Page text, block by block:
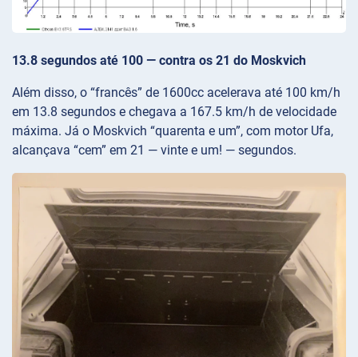
13.8 segundos até 100 — contra os 21 do Moskvich
Além disso, o “francês” de 1600cc acelerava até 100 km/h
em 13.8 segundos e chegava a 167.5 km/h de velocidade
máxima. Já o Moskvich “quarenta e um”, com motor Ufa,
alcançava “cem” em 21 — vinte e um! — segundos.